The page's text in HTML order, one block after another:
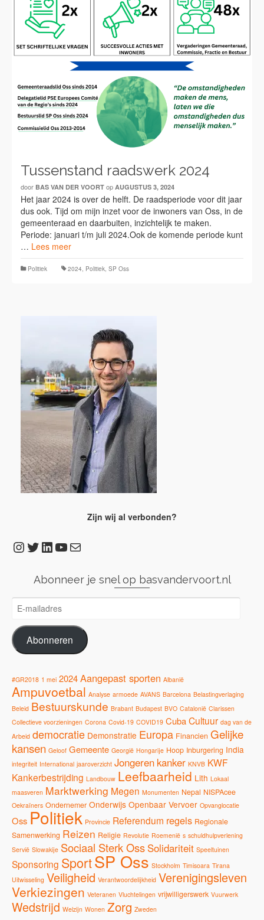
Tussenstand raadswerk 2024
door BAS VAN DER VOORT op AUGUSTUS 3, 2024
Het jaar 2024 is over de helft. De raadsperiode voor dit jaar
dus ook. Tijd om mijn inzet voor de inwoners van Oss, in de
gemeenteraad en daarbuiten, inzichtelijk te maken.
Periode: januari t/m juli 2024.Ook de komende periode kunt
… Lees meer
Politiek 2024 Politiek SP Oss
Zijn wij al verbonden?
Instagram
Twitter
LinkedIn
YouTube
E-mail
Abonneer je snel op basvandervoort.nl
E-
mailadres
Abonneren
#GR2018 1 mei 2024Aangepast sporten Albanië
Ampuvoetbal Analyse armoede AVANS Barcelona Belastingverlaging
Beleid Bestuurskunde Brabant Budapest BVO Catalonië Clarissen
Collectieve voorzieningen Corona Covid-19 COVID19 CubaCultuur dag van de
Arbeid democratie Demonstratie Europa Financien Gelijke
kansen Geloof Gemeente Georgië Hongarije Hoop Inburgering India
integriteit International jaaroverzicht Jongeren kanker KNVB KWF
Kankerbestrijding Landbouw Leefbaarheid Lith Lokaal
maasveren Marktwerking Megen Monumenten Nepal NISPAcee
Oekraïners Ondernemer Onderwijs Openbaar Vervoer Opvanglocatie
Oss Politiek Provincie Referendum regels Regionale
Samenwerking Reizen Religie Revolutie Roemenië s schuldhulpverlening
Servië Slowakije Sociaal Sterk Oss Solidariteit Speeltuinen
Sponsoring SportSP Oss Stockholm Timisoara Tirana
Uitwisseling Veiligheid Verantwoordelijkheid Verenigingsleven
Verkiezingen Veteranen Vluchtelingen vrijwilligerswerk Vuurwerk
Wedstrijd Welzijn Wonen Zorg Zweden